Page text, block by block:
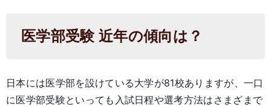
医学部受験 近年の傾向は？
日本には医学部を設けている大学が81校ありますが、一口
に医学部受験といっても入試日程や選考方法はさまざまで